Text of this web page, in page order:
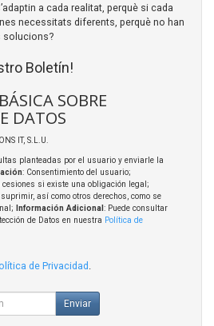
a cada realitat, perquè si cada
necessitats diferents, perquè no han
solucions?
Boletín!
SOBRE
DATOS
IT, S.L.U.
planteadas por el usuario y enviarle la
: Consentimiento del usuario;
cesiones si existe una obligación legal;
así como otros derechos, como se
Información Adicional : Puede consultar
de Datos en nuestra Política de
de Privacidad
Enviar